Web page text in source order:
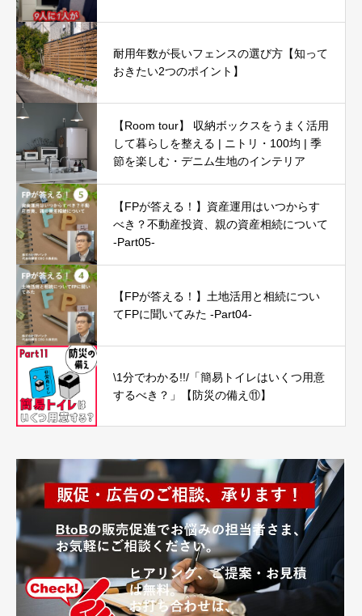
耐用年数が長いフェンスの選び方【知って
おきたい2つのポイント】
【Room tour】 収納ボックスをうまく活用
して暮らしを整える | ニトリ・100均 | 季
節を楽しむ・デニム生地のインテリア
【FPが答える！】資産運用はいつからす
べき？不動産投資、親の資産相続について
-Part05-
【FPが答える！】土地活用と相続につい
てFPに聞いてみた -Part04-
\1分でわかる!!/「簡易トイレはいくつ用意
するべき？」【防災の備え⑪】